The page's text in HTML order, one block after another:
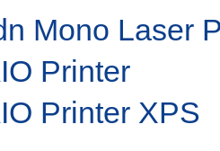
Mono Laser
Printer
Printer XPS